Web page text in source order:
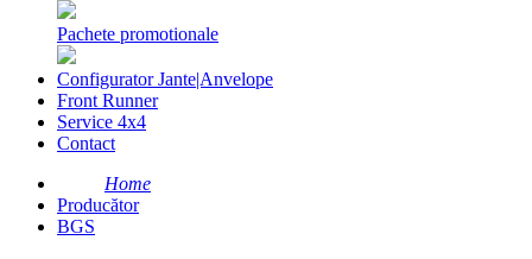
Pachete promotionale
Configurator Jante|Anvelope
Front Runner
Service 4x4
Contact
Home
Producător
BGS